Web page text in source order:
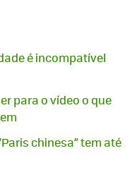
é incompatível
para o vídeo o que
chinesa” tem até